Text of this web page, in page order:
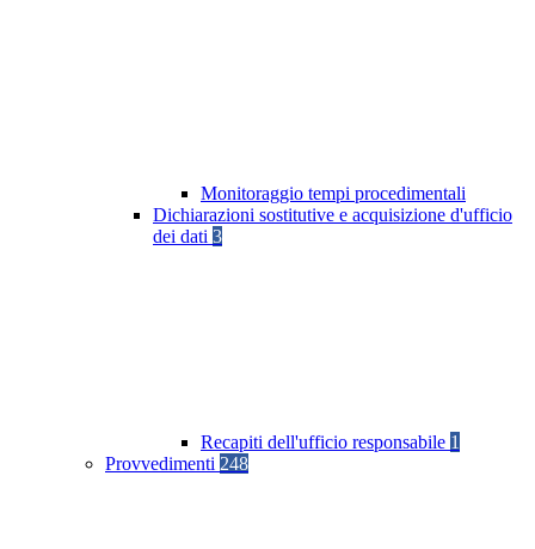
Monitoraggio tempi procedimentali
Dichiarazioni sostitutive e acquisizione d'ufficio
dei dati 3
Recapiti dell'ufficio responsabile 1
Provvedimenti 248